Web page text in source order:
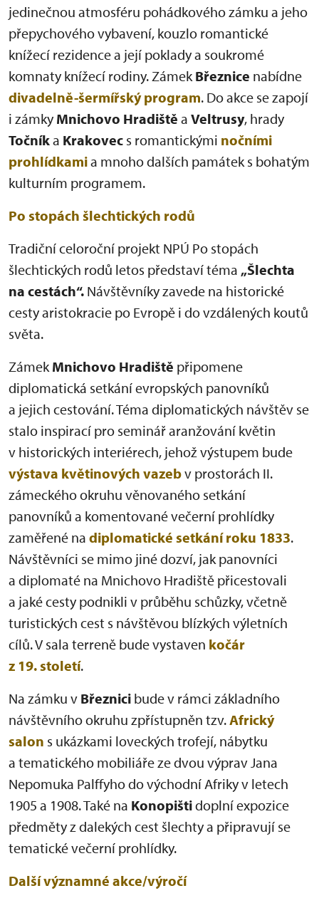
jedinečnou atmosféru pohádkového zámku a jeho
přepychového vybavení, kouzlo romantické
knížecí rezidence a její poklady a soukromé
komnaty knížecí rodiny. ZámekBřeznice nabídne
divadelně-šermířský program. Do akce se zapojí
i zámky Mnichovo Hradiště a Veltrusy, hrady
Točníka Krakovec s romantickými nočními
prohlídkamia mnoho dalších památek s bohatým
kulturním programem.
Po stopách šlechtických rodů
Tradiční celoroční projekt NPÚ Po stopách
šlechtických rodů letos představí téma „Šlechta
na cestách“. Návštěvníky zavede na historické
cesty aristokracie po Evropě i do vzdálených koutů
světa.
ZámekMnichovo Hradiště připomene
diplomatická setkání evropských panovníků
a jejich cestování. Téma diplomatických návštěv se
stalo inspirací pro seminář aranžování květin
v historických interiérech, jehož výstupem bude
výstava květinových vazebv prostorách II.
zámeckého okruhu věnovaného setkání
panovníků a komentované večerní prohlídky
zaměřené na diplomatické setkání roku 1833.
Návštěvníci se mimo jiné dozví, jak panovníci
a diplomaté na Mnichovo Hradiště přicestovali
a jaké cesty podnikli v průběhu schůzky, včetně
turistických cest s návštěvou blízkých výletních
cílů. V sala terreně bude vystaven kočár
z 19. století.
Na zámku v Březnici bude v rámci základního
návštěvního okruhu zpřístupněn tzv.Africký
salon s ukázkami loveckých trofejí, nábytku
a tematického mobiliáře ze dvou výprav Jana
Nepomuka Palffyho do východní Afriky v letech
1905 a 1908. Také na Konopištidoplní expozice
předměty z dalekých cest šlechty a připravují se
tematické večerní prohlídky.
Další významné akce/výročí